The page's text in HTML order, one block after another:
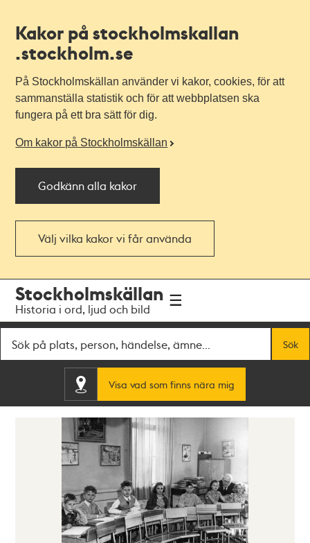
Kakor på stockholmskallan
.stockholm.se
På Stockholmskällan använder vi kakor, cookies, för att
sammanställa statistik och för att webbplatsen ska
fungera på ett bra sätt för dig.
Om kakor på Stockholmskällan
Godkänn alla kakor
Välj vilka kakor vi får använda
navigationen
huvudinnehållet
Stockholmskällan
Historia i ord, ljud och bild
Sök
Visa vad som finns nära mig